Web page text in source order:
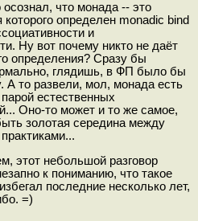
осознал, что монада -- это
которого определен monadic bind
и
Ну вот почему никто не даёт
определения? Сразу бы
глядишь, в ФП было бы
А то развели, мол, монада есть
естественных
Оно-то может и то же самое,
золотая середина между
этот небольшой разговор
к пониманию, что такое
последние несколько лет,
=)